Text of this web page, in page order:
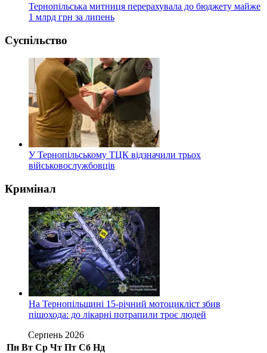
Тернопільська митниця перерахувала до бюджету майже
1 млрд грн за липень
Суспільство
У Тернопільському ТЦК відзначили трьох
військовослужбовців
Кримінал
На Тернопільщині 15-річний мотоцикліст збив
пішохода: до лікарні потрапили троє людей
Серпень 2026
Пн Вт Ср Чт Пт Сб Нд